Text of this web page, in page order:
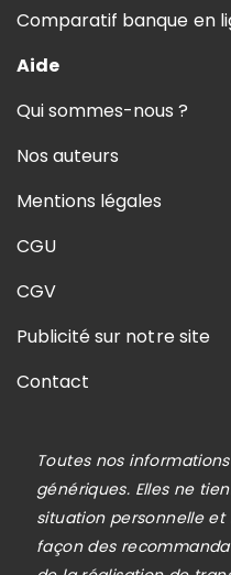
Comparatif banque en
Aide
Qui sommes-nous ?
Nos auteurs
Mentions légales
CGU
CGV
Publicité sur notre site
Contact
Toutes nos
génériques. Elles ne
situation personnelle
façon des